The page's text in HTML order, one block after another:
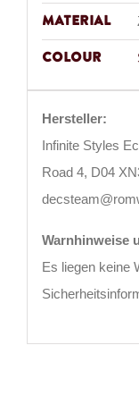
Material
Colour
Hersteller:
Infinite Styles
Road 4, D04
Warnhinweise
Es liegen keine